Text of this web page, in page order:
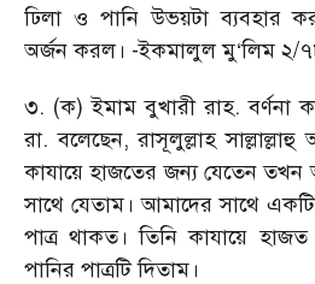
ঢিলা ও পানি উভয়টা ব্যবহার
অর্জন করল। -ইকমালুল মু‘লিম ২/
৩. (ক) ইমাম বুখারী রাহ. বর্ণনা
রা. বলেছেন, রাসূলুল্লাহ
কাযায়ে হাজতের জন্য যেতেন
সাথে যেতাম। আমাদের সাথে
পাত্র থাকত। তিনি কাযায়ে
পানির পাত্রটি দিতাম।